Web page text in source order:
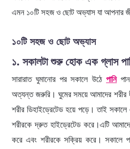
এমন ১০টি সহজ ও ছোট অভ্যাস যা আপনার
১০টি সহজ ও ছোট অভ্যাস
১. সকালটা শুরু হোক এক গ্লাস
সারারাত ঘুমানোর পর সকালে উঠে পানি
অত্যন্ত জরুরি। ঘুমের সময়ে আমাদের শরীর
শরীর ডিহাইড্রেটেড হয়ে পড়ে। তাই
শরীরকে দ্রুত হাইড্রেটেড করে।এটি
করে এবং শরীরকে সক্রিয় করে। সকালে